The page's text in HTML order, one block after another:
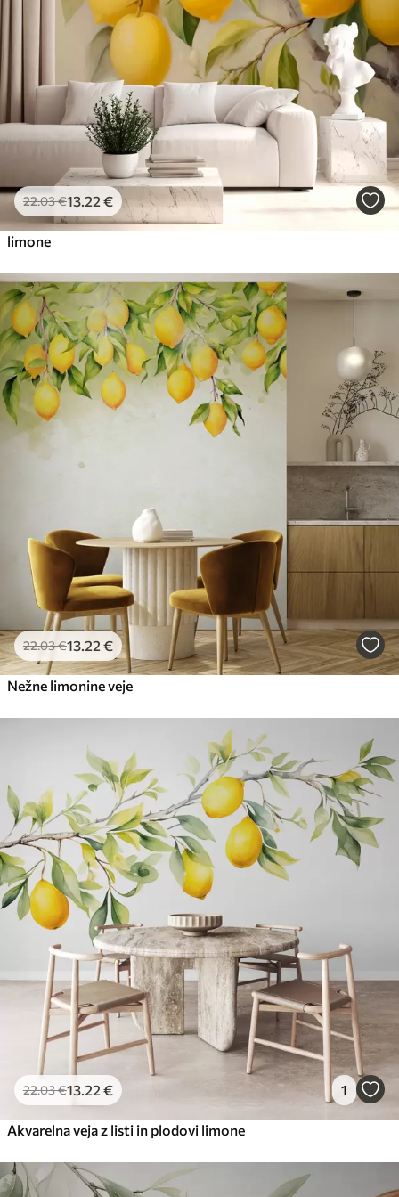
Premium vinil
.00 € /m²
Peel and Stick
81 .6749.00€/m²
22.03€13 .22 €
limone
22.03€13 .22 €
Nežne limonine veje
22.03€13 .22 € 1
Akvarelna veja z listi in plodovi limone